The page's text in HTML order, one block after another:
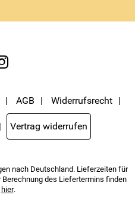
wird in anonymer Form
dem Link "Newsletter" im
Sie den Link "Abmelden" am
AGB Widerrufsrecht
Vertrag widerrufen
nach Deutschland. Lieferzeiten für
des Liefertermins finden
hier.